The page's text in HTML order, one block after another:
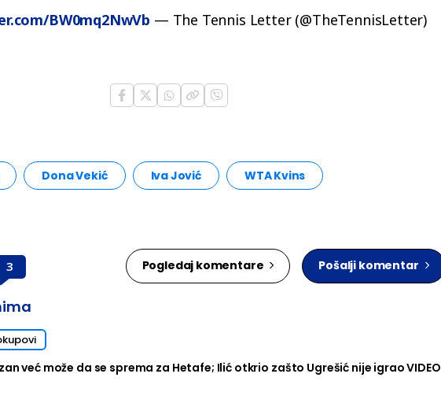
BW0mq2NwVb — The Tennis Letter (@TheTennisLetter)
Dona Vekić Iva Jović WTA Kvins
3 Pogledaj komentare Pošalji komentar
već može da se sprema za Hetafe; Ilić otkrio zašto Ugrešić nije igrao VIDEO